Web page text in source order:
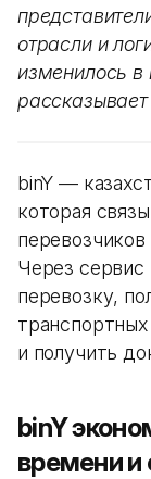
отрасли и
изменилось в
binY —
которая
Через сервис
перевозку,
и получить
binY
времени и